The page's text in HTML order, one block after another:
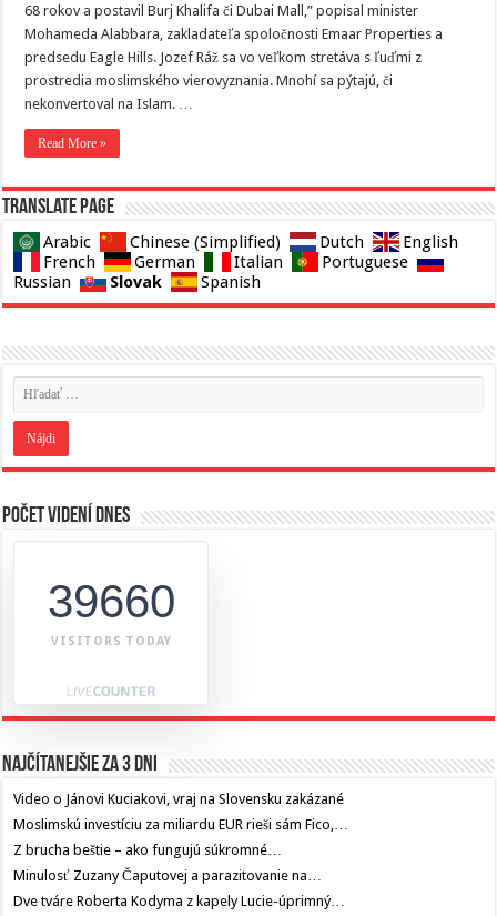
68 rokov a postavil Burj Khalifa či Dubai Mall,” popisal minister
Mohameda Alabbara, zakladateľa spoločnosti Emaar Properties a
predsedu Eagle Hills. Jozef Ráž sa vo veľkom stretáva s ľuďmi z
prostredia moslimského vierovyznania. Mnohí sa pýtajú, či
nekonvertoval na Islam. …
Read More »
Translate page
Arabic Chinese (Simplified) Dutch
English
French
German Italian
Portuguese
Russian
Slovak Spanish
Počet videní dnes
39660
VISITORS TODAY
Najčítanejšie za 3 dni
Video o Jánovi Kuciakovi, vraj na Slovensku zakázané
Moslimskú investíciu za miliardu EUR rieši sám Fico,…
Z brucha beštie – ako fungujú súkromné…
Minulosť Zuzany Čaputovej a parazitovanie na…
Dve tváre Roberta Kodyma z kapely Lucie-úprimný…